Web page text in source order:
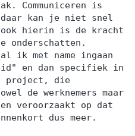
Communiceren is
kan je niet snel
ook hierin is de kracht
onderschatten.
ik met name ingaan
en dan specifiek in
project, die
de werknemers maar
veroorzaakt op dat
dus meer.